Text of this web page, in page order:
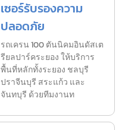
เซอร์รับรองความ
ปลอดภัย
รถเครน 100 ตันนิคมอินดัสเต
รียลปาร์คระยอง ให้บริการ
พื้นที่หลักทั้งระยอง ชลบุรี
ปราจีนบุรี สระแก้ว และ
จันทบุรี ด้วยทีมงานท